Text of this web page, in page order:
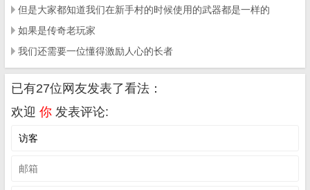
但是大家都知道我们在新手村的时候使用的武器都是一样的
如果是传奇老玩家
我们还需要一位懂得激励人心的长者
已有27位网友发表了看法：
欢迎 你 发表评论: